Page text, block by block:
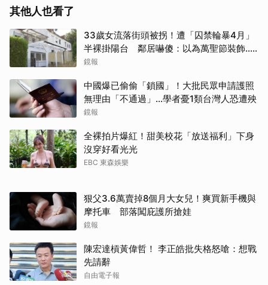
其他人也看了
33歲女流落街頭被拐！遭「囚禁輪暴4月」
半裸掛陽台 鄰居嚇傻：以為萬聖節裝飾...
主謀竟與妻小同住
鏡報
中國爆已偷偷「鎖國」！大批民眾申請護照
無理由「不通過」...學者憂1類台灣人恐遭殃
鏡報
全裸拍片爆紅！甜美校花「放送福利」下身
沒穿好看光光
EBC 東森娛樂
狠父3.6萬賣掉8個月大女兒！爽買新手機與
摩托車 部落闖庇護所搶娃
鏡報
陳宏達槓黃偉哲！ 李正皓批失格怒嗆：想戰
先請辭
自由電子報